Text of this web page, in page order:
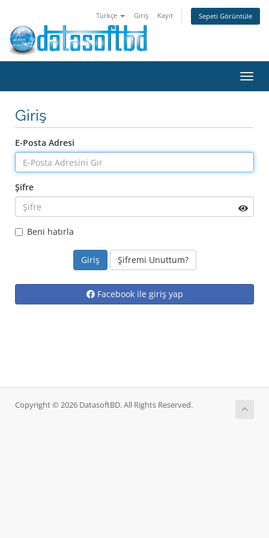
Türkçe Giriş Kayıt Sepeti Görüntüle
Giriş
E-Posta Adresi
Şifre
Beni hatırla
Şifremi Unuttum?
Facebook ile giriş yap
Copyright © 2026 DatasoftBD. All Rights Reserved.